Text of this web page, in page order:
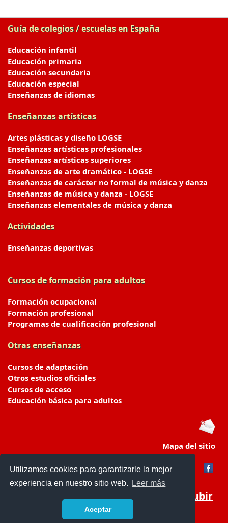
Utilizamos cookies para garantizarle la mejor
experiencia en nuestro sitio web.
Leer más
Aceptar
Guía de colegios / escuelas en España
Educación infantil
Educación primaria
Educación secundaria
Educación especial
Enseñanzas de idiomas
Enseñanzas artísticas
Artes plásticas y diseño LOGSE
Enseñanzas artísticas profesionales
Enseñanzas artísticas superiores
Enseñanzas de arte dramático - LOGSE
Enseñanzas de carácter no formal de música y danza
Enseñanzas de música y danza - LOGSE
Enseñanzas elementales de música y danza
Actividades
Enseñanzas deportivas
Cursos de formación para adultos
Formación ocupacional
Formación profesional
Programas de cualificación profesional
Otras enseñanzas
Cursos de adaptación
Otros estudios oficiales
Cursos de acceso
Educación básica para adultos
Mapa del sitio
Subir